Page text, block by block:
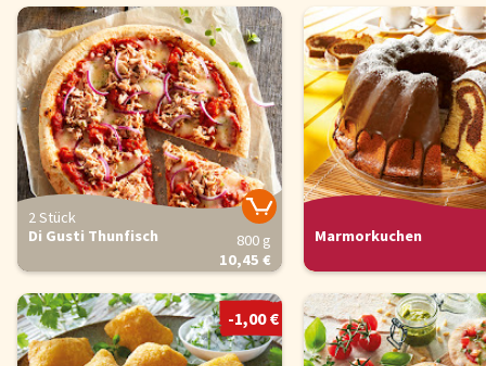
2 Stück
Di Gusti Thunfisch
800 g
10,45 €
Marmorkuchen
-1,00 €